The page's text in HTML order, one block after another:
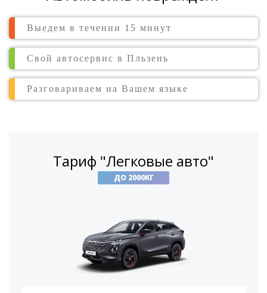
Выедем в течении 15 минут
Свой автосервис в Пльзень
Разговариваем на Вашем языке
Тариф "Легковые авто"
ДО 2000КГ